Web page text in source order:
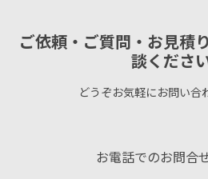
ご依頼・ご質問・お見積
談ください
どうぞお気軽にお問い合
お電話でのお問合